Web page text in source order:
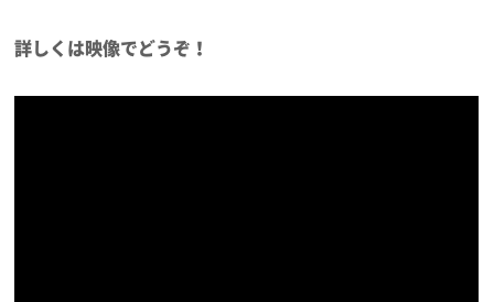
詳しくは映像でどうぞ！